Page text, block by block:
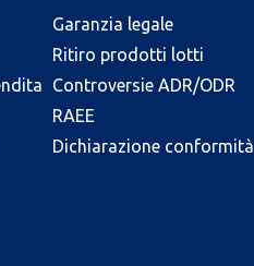
Garanzia legale
Ritiro prodotti lotti
Controversie ADR/ODR
RAEE
Dichiarazione conformità